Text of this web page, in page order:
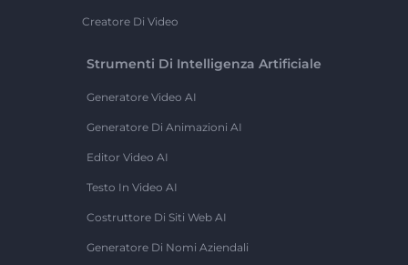
Creatore Di Video
Strumenti Di Intelligenza Artificiale
Generatore Video AI
Generatore Di Animazioni AI
Editor Video AI
Testo In Video AI
Costruttore Di Siti Web AI
Generatore Di Nomi Aziendali